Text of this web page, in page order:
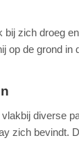
bij zich droeg
op de grond
diverse
zich bevindt.